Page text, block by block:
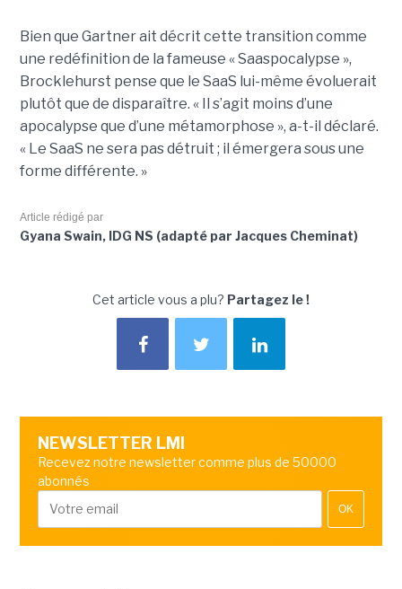
Bien que Gartner ait décrit cette transition comme
une redéfinition de la fameuse « Saaspocalypse »,
Brocklehurst pense que le SaaS lui-même évoluerait
plutôt que de disparaître. « Il s’agit moins d’une
apocalypse que d’une métamorphose », a-t-il déclaré.
« Le SaaS ne sera pas détruit ; il émergera sous une
forme différente. »
Article rédigé par
Gyana Swain, IDG NS (adapté par Jacques Cheminat)
Cet article vous a plu? Partagez le !
NEWSLETTER LMI
Recevez notre newsletter comme plus de 50000
abonnés
OK